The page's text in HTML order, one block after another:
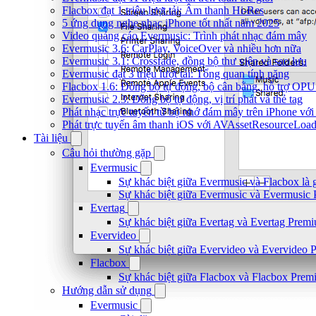
Flacbox đạt 1 triệu lượt tải: Âm thanh Hi-Res
5 ứng dụng nghe nhạc iPhone tốt nhất năm 2025
Video quảng cáo Evermusic: Trình phát nhạc đám mây
Evermusic 3.6: CarPlay, VoiceOver và nhiều hơn nữa
Evermusic 3.1: Crossfade, đồng bộ thư viện và sao lưu
Evermusic đạt 3 triệu lượt tải: Tổng quan tính năng
Flacbox 1.6: Đồng bộ tự động, bộ cân bằng, hỗ trợ
Evermusic 2.3: Đồng bộ tự động, vị trí phát và thẻ tag
Phát nhạc trực tuyến từ bộ nhớ đám mây trên iPhone
Phát trực tuyến âm thanh iOS với
Tài liệu
Câu hỏi thường gặp
Evermusic
Sự khác biệt giữa Evermusic và Flacbox là
Sự khác biệt giữa Evermusic và Evermusic
Evertag
Sự khác biệt giữa Evertag và Evertag
Evervideo
Sự khác biệt giữa Evervideo và Evervideo
Flacbox
Sự khác biệt giữa Flacbox và Flacbox
Hướng dẫn sử dụng
Evermusic